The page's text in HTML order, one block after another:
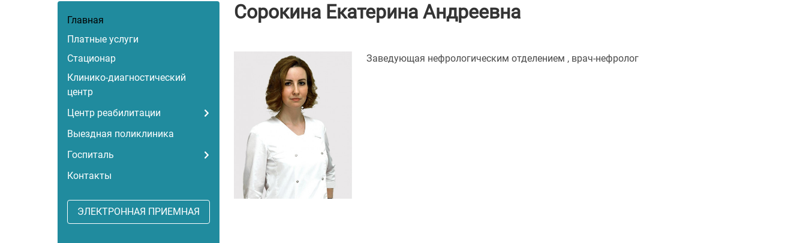
Главная
Платные услуги
Стационар
Клинико-диагностический
центр
Центр реабилитации
Выездная поликлиника
Госпиталь
Контакты
ЭЛЕКТРОННАЯ ПРИЕМНАЯ
Сорокина Екатерина Андреевна
Заведующая нефрологическим отделением , врач-нефролог